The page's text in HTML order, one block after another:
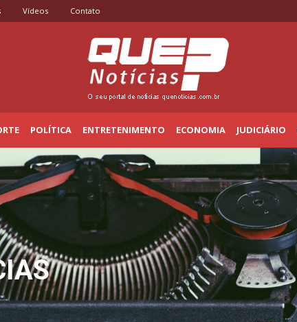
Vídeos Contato
POLÍTICA ENTRETENIMENTO ECONOMIA JUDICIÁRIO